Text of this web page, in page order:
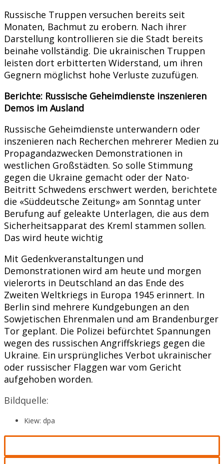
Russische Truppen versuchen bereits seit
Monaten, Bachmut zu erobern. Nach ihrer
Darstellung kontrollieren sie die Stadt bereits
beinahe vollständig. Die ukrainischen Truppen
leisten dort erbitterten Widerstand, um ihren
Gegnern möglichst hohe Verluste zuzufügen.
Berichte: Russische Geheimdienste inszenieren
Demos im Ausland
Russische Geheimdienste unterwandern oder
inszenieren nach Recherchen mehrerer Medien zu
Propagandazwecken Demonstrationen in
westlichen Großstädten. So solle Stimmung
gegen die Ukraine gemacht oder der Nato-
Beitritt Schwedens erschwert werden, berichtete
die «Süddeutsche Zeitung» am Sonntag unter
Berufung auf geleakte Unterlagen, die aus dem
Sicherheitsapparat des Kreml stammen sollen.
Das wird heute wichtig
Mit Gedenkveranstaltungen und
Demonstrationen wird am heute und morgen
vielerorts in Deutschland an das Ende des
Zweiten Weltkriegs in Europa 1945 erinnert. In
Berlin sind mehrere Kundgebungen an den
Sowjetischen Ehrenmalen und am Brandenburger
Tor geplant. Die Polizei befürchtet Spannungen
wegen des russischen Angriffskriegs gegen die
Ukraine. Ein ursprüngliches Verbot ukrainischer
oder russischer Flaggen war vom Gericht
aufgehoben worden.
Bildquelle:
Kiew: dpa